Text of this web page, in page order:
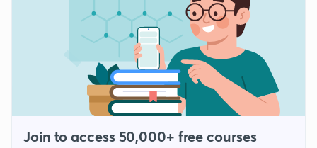
Join to access 50,000+ free courses